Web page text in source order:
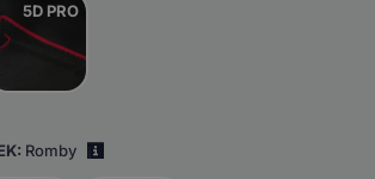
5D PRO
Romby